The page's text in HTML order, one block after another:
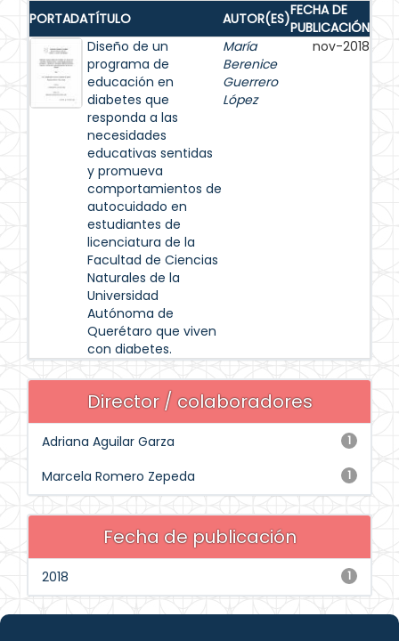
PORTADATÍTULO AUTOR(ES)FECHA DE
PUBLICACIÓN
Diseño de un
programa de
educación en
diabetes que
responda a las
necesidades
educativas sentidas
y promueva
comportamientos de
autocuidado en
estudiantes de
licenciatura de la
Facultad de Ciencias
Naturales de la
Universidad
Autónoma de
Querétaro que viven
con diabetes.
María
Berenice
Guerrero
López
nov-2018
Director / colaboradores
1
Adriana Aguilar Garza
1
Marcela Romero Zepeda
Fecha de publicación
1
2018